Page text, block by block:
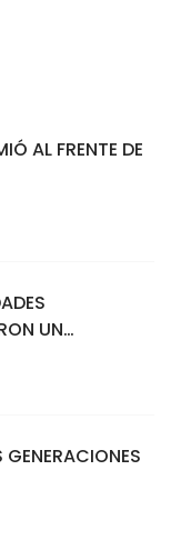
AL FRENTE DE
UN
POR LA
GENERACIONES